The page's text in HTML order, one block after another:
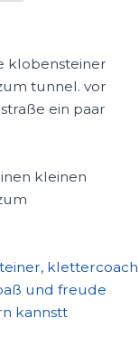
klobensteiner
tunnel. vor
ein paar
kleinen